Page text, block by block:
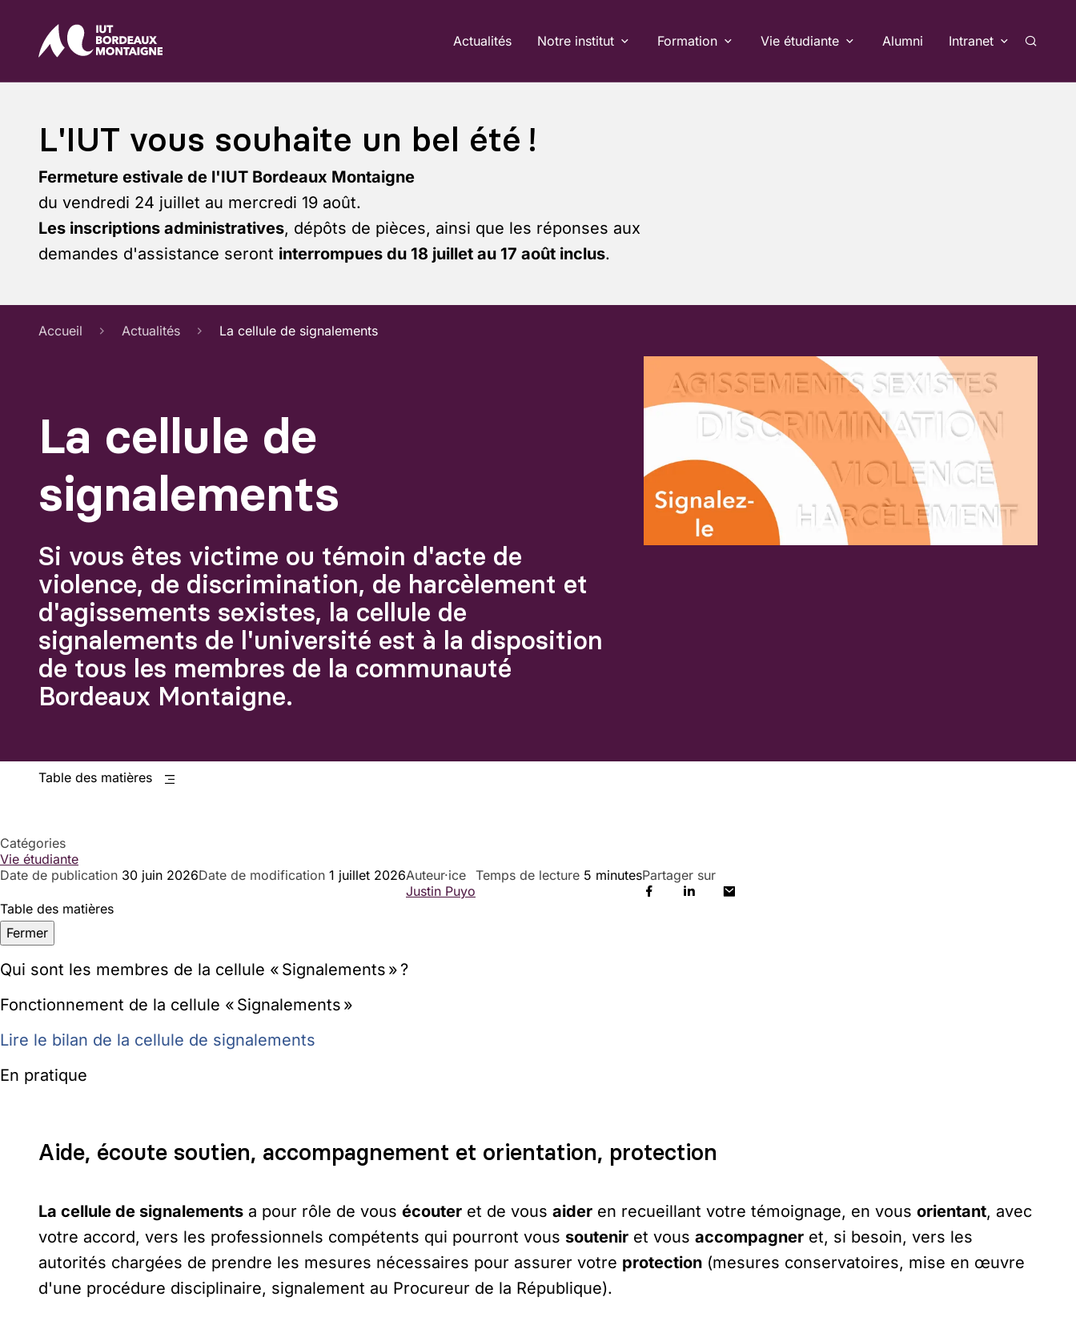
Actualités Notre institut Formation Vie étudiante Alumni Intranet
L'IUT vous souhaite un bel été !
Fermeture estivale de l'IUT Bordeaux Montaigne
du vendredi 24 juillet au mercredi 19 août.
Les inscriptions administratives, dépôts de pièces, ainsi que les réponses aux
demandes d'assistance seront interrompues du 18 juillet au 17 août inclus.
Accueil Actualités La cellule de signalements
La cellule de
signalements
Si vous êtes victime ou témoin d'acte de
violence, de discrimination, de harcèlement et
d'agissements sexistes, la cellule de
signalements de l'université est à la disposition
de tous les membres de la communauté
Bordeaux Montaigne.
Agrandir
Table des matières
Catégories
Vie étudiante
Date de publication 30 juin 2026Date de modification 1 juillet 2026Auteur·ice
Justin Puyo
Temps de lecture 5 minutesPartager sur
Table des matières
Fermer
Qui sont les membres de la cellule « Signalements » ?
Fonctionnement de la cellule « Signalements »
Lire le bilan de la cellule de signalements
En pratique
Aide, écoute soutien, accompagnement et orientation, protection
La cellule de signalements a pour rôle de vous écouter et de vous aider en recueillant votre témoignage, en vous orientant, avec
votre accord, vers les professionnels compétents qui pourront vous soutenir et vous accompagner et, si besoin, vers les
autorités chargées de prendre les mesures nécessaires pour assurer votre protection (mesures conservatoires, mise en œuvre
d'une procédure disciplinaire, signalement au Procureur de la République).